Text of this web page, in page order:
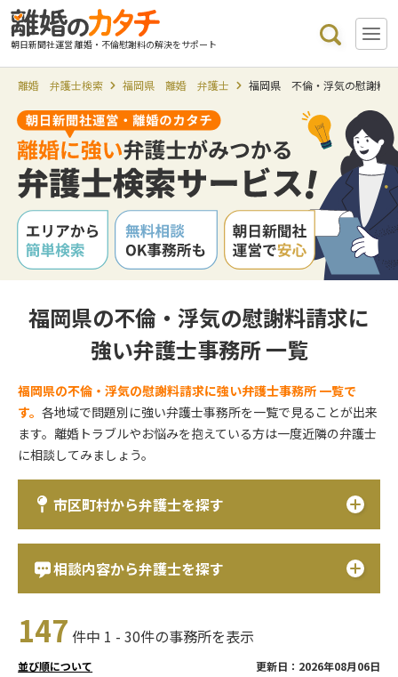
朝日新聞社運営 離婚・不倫慰謝料の解決をサポート
離婚 弁護士検索 福岡県 離婚 弁護士 福岡県 不倫・浮気の慰謝料
福岡県の不倫・浮気の慰謝料請求に
強い弁護士事務所 一覧
福岡県の不倫・浮気の慰謝料請求に強い弁護士事務所 一覧で
す。各地域で問題別に強い弁護士事務所を一覧で見ることが出来
ます。離婚トラブルやお悩みを抱えている方は一度近隣の弁護士
に相談してみましょう。
市区町村から弁護士を探す
相談内容から弁護士を探す
147 件中 1 - 30件の事務所を表示
並び順について 更新日：2026年08月06日